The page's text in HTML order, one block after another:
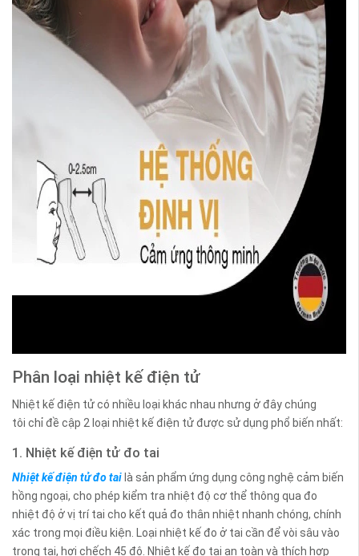
Phân loại nhiệt kế điện tử
Nhiệt kế điện tử có nhiều loại khác nhau nhưng ở đây chúng
tôi chỉ đề cập 2 loại nhiệt kế điện tử được sử dụng phổ biến nhất:
1. Nhiệt kế điện tử đo tai
Nhiệt kế điện tử đo tai là sản phẩm ứng dụng công nghệ cảm biến
hồng ngoại, cho phép kiểm tra nhiệt độ cơ thể thông qua đo
nhiệt độ ở vị trí tai cho kết quả đo thân nhiệt nhanh chóng, chính
xác trong mọi điều kiện. Loại nhiệt kế đo ở tai cần để vòi sâu vào
trong tai, hơi chếch 45 độ. Nhiệt kế đo tai an toàn và thích hợp